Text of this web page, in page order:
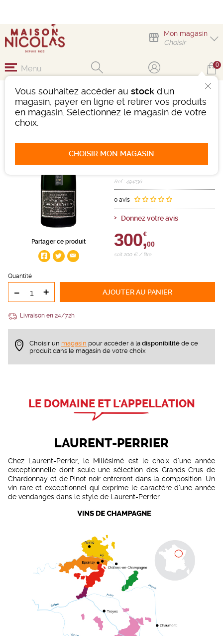
Mon magasin
Choisir
Vous souhaitez accéder au stock d'un
magasin, payer en ligne et retirer vos produits
en magasin. Sélectionnez le magasin de votre
choix.
CHOISIR MON MAGASIN
Menu 0
Partager ce produit
MAGNUM LAURENT
PERRIER OENOTHÈQUE
Champagne AOC
Ref : 494236
0 avis
Donnez votre avis
300,
€
00
soit 200 € / litre
Quantité
- + AJOUTERAU PANIER
Livraison en 24/72h
Choisir un magasin pour accèder à la disponibilité de ce
produit dans le magasin de votre choix
LE DOMAINE ET L'APPELLATION
LAURENT-PERRIER
Chez Laurent-Perrier, le Millésimé est le choix d’une année
exceptionnelle dont seule une sélection des Grands Crus de
Chardonnay et de Pinot noir entreront dans la composition. Un
vin rare et exceptionnel qui exprime le caractère d’une année
de vendanges dans le style de Laurent-Perrier.